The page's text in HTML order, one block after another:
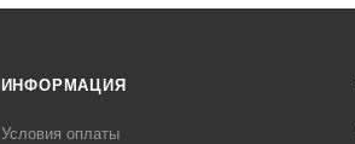
ИНФОРМАЦИЯ
Условия оплаты